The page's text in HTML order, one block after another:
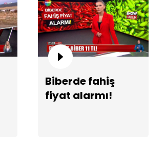
Biberde fahiş
fiyat alarmı!